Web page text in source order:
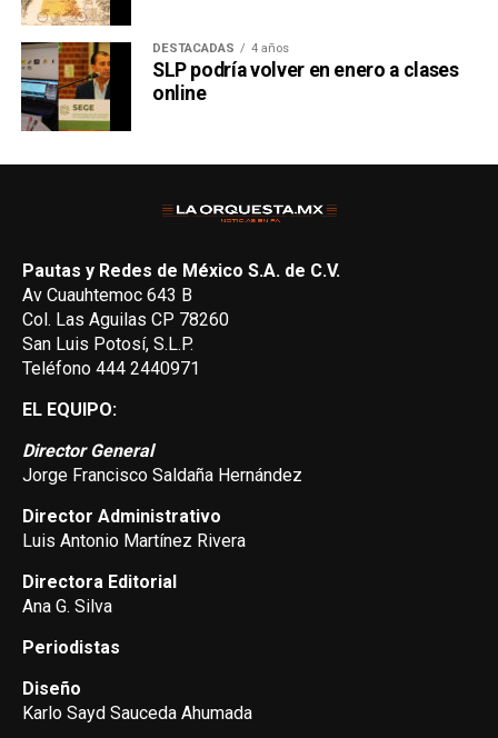
DESTACADAS 4 años
SLP podría volver en enero a clases
online
Pautas y Redes de México S.A. de C.V.
Av Cuauhtemoc 643 B
Col. Las Aguilas CP 78260
San Luis Potosí, S.L.P.
Teléfono 444 2440971
EL EQUIPO:
Director General
Jorge Francisco Saldaña Hernández
Director Administrativo
Luis Antonio Martínez Rivera
Directora Editorial
Ana G. Silva
Periodistas
Diseño
Karlo Sayd Sauceda Ahumada